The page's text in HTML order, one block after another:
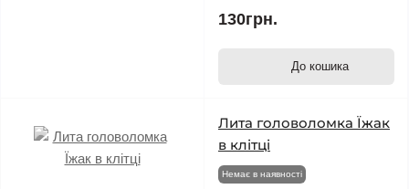
130грн.
До кошика
Лита головоломка Їжак
в клітці
Немає в наявності